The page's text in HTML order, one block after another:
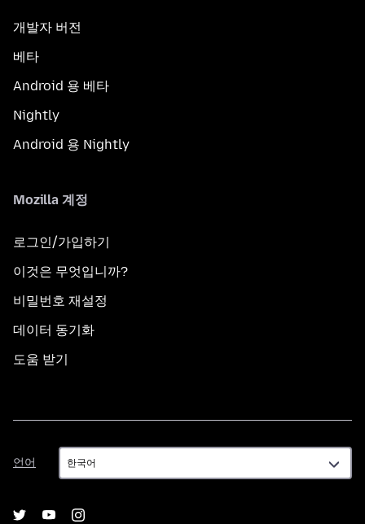
개발자 버전
베타
Android 용 베타
Nightly
Android 용 Nightly
Mozilla 계정
로그인/가입하기
이것은 무엇입니까?
비밀번호 재설정
데이터 동기화
도움 받기
언어
언
어